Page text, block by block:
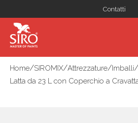
Contatti
Home/SIROMIX/Attrezzature/Imballi/
Latta da 23 L con Coperchio a